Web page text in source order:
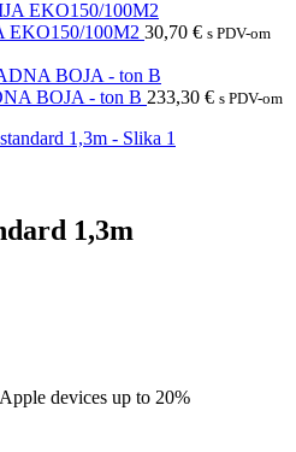
EKO150/100M2 30,70 € s PDV-om
BOJA - ton B 233,30 € s PDV-om
1,3m
devices up to 20%